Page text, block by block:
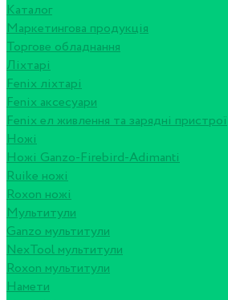
Каталог
Маркетингова продукція
Торгове обладнання
Ліхтарі
Fenix ліхтарі
Fenix аксесуари
Fenix ел живлення та зарядні пристрої
Ножі
Ножі Ganzo-Firebird-Adimanti
Ruike ножі
Roxon ножi
Мультитули
Ganzo мультитули
NexTool мультитули
Roxon мультитули
Намети